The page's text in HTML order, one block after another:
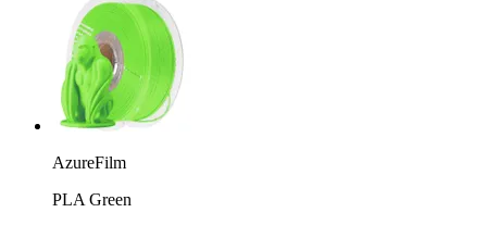
AzureFilm
PLA Green